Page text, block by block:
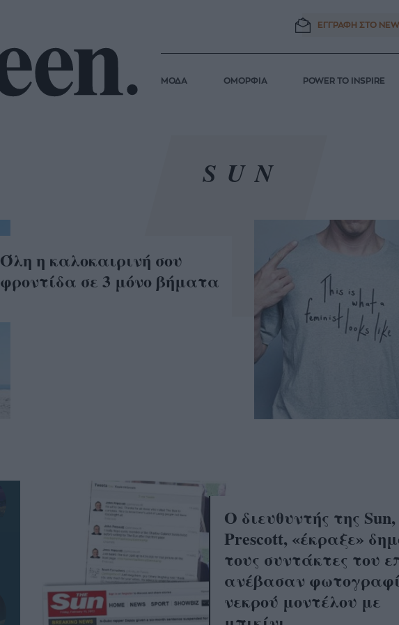
ΕΓΓΡΑΦΗ ΣΤΟ
ΜΟΔΑ ΟΜΟΡΦΙΑ POWER TO INSPIRE
SUN
Όλη η καλοκαιρινή σου
φροντίδα σε 3 μόνο βήματα
Ο διευθυντής της
Prescott, «έκραξε»
τους συντάκτες του
ανέβασαν
νεκρού μοντέλου με